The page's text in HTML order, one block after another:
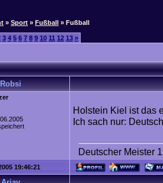
» Sport » Fußball » Fußball
3 4 5 6 7 8 9 10 11 12 13 »
Robsi
Holstein Kiel ist das
Ich sach nur:
Deutscher Meister
19:46:21